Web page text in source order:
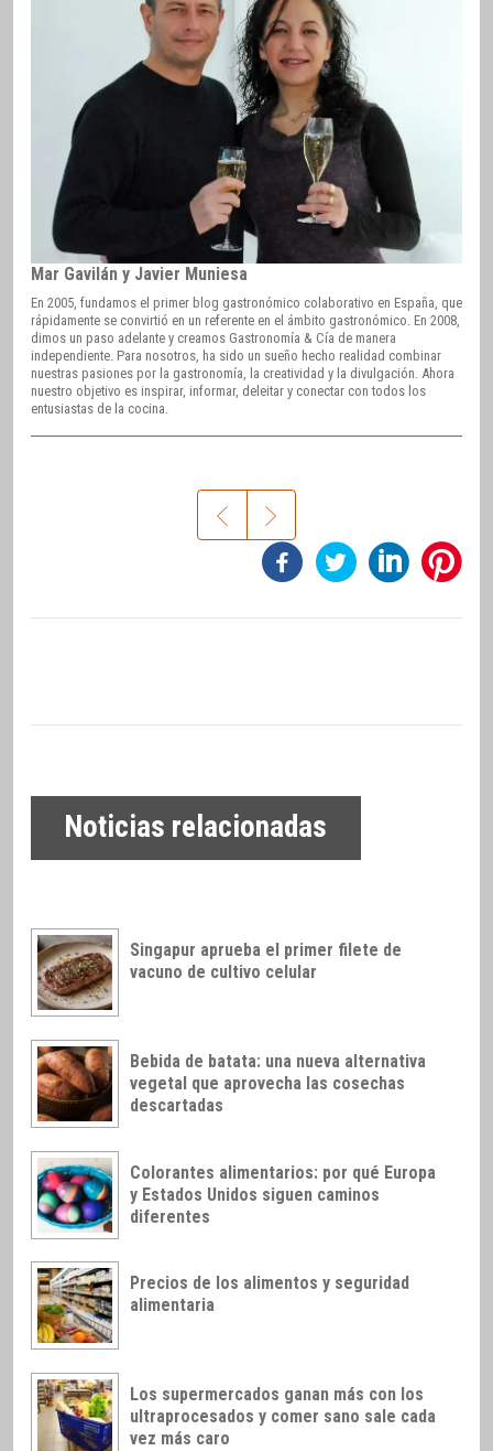
Mar Gavilán y Javier Muniesa
En 2005, fundamos el primer blog gastronómico colaborativo en España, que
rápidamente se convirtió en un referente en el ámbito gastronómico. En 2008,
dimos un paso adelante y creamos Gastronomía & Cía de manera
independiente. Para nosotros, ha sido un sueño hecho realidad combinar
nuestras pasiones por la gastronomía, la creatividad y la divulgación. Ahora
nuestro objetivo es inspirar, informar, deleitar y conectar con todos los
entusiastas de la cocina.
Noticias relacionadas
Singapur aprueba el primer filete de
vacuno de cultivo celular
Bebida de batata: una nueva alternativa
vegetal que aprovecha las cosechas
descartadas
Colorantes alimentarios: por qué Europa
y Estados Unidos siguen caminos
diferentes
Precios de los alimentos y seguridad
alimentaria
Los supermercados ganan más con los
ultraprocesados y comer sano sale cada
vez más caro